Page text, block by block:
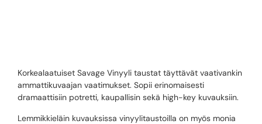
Korkealaatuiset Savage Vinyyli taustat täyttävät vaativankin
ammattikuvaajan vaatimukset. Sopii erinomaisesti
dramaattisiin potretti, kaupallisin sekä high-key kuvauksiin.
Lemmikkieläin kuvauksissa vinyylitaustoilla on myös monia